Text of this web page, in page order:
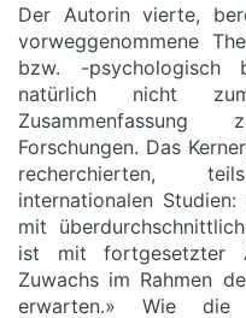
Der Autorin vierte,
vorweggenommene
bzw. -psychologisch
natürlich nicht
Zusammenfassung
Forschungen. Das
recherchierten,
internationalen
mit
ist mit fortgesetzter
Zuwachs im Rahmen
erwarten.» Wie die